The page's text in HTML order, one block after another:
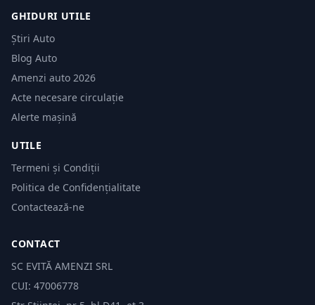
GHIDURI UTILE
Știri Auto
Blog Auto
Amenzi auto 2026
Acte necesare circulație
Alerte mașină
UTILE
Termeni și Condiții
Politica de Confidențialitate
Contactează-ne
CONTACT
SC EVITĂ AMENZI SRL
CUI: 47006778